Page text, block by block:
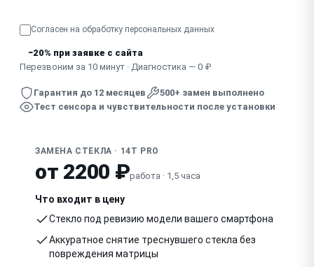
Согласен на обработку персональных данных
−20% при заявке с сайта
Перезвоним за 10 минут · Диагностика — 0 ₽
Гарантия до 12 месяцев
500+ замен выполнено
Тест сенсора и чувствительности после установки
ЗАМЕНА СТЕКЛА · 14T PRO
от 2200 ₽работа · 1,5 часа
Что входит в цену
Стекло под ревизию модели вашего смартфона
Аккуратное снятие треснувшего стекла без
повреждения матрицы